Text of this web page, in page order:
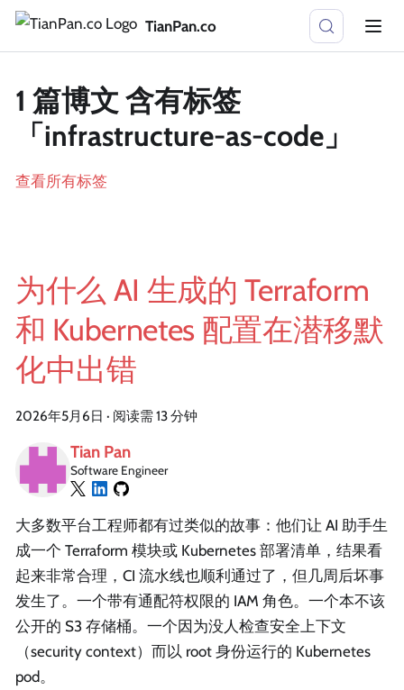
TianPan.co
1 篇博文 含有标签
「infrastructure-as-code」
查看所有标签
为什么 AI 生成的 Terraform
和 Kubernetes 配置在潜移默
化中出错
2026年5月6日 · 阅读需 13 分钟
Tian Pan
Software Engineer
大多数平台工程师都有过类似的故事：他们让 AI 助手生
成一个 Terraform 模块或 Kubernetes 部署清单，结果看
起来非常合理，CI 流水线也顺利通过了，但几周后坏事
发生了。一个带有通配符权限的 IAM 角色。一个本不该
公开的 S3 存储桶。一个因为没人检查安全上下文
（security context）而以 root 身份运行的 Kubernetes
pod。